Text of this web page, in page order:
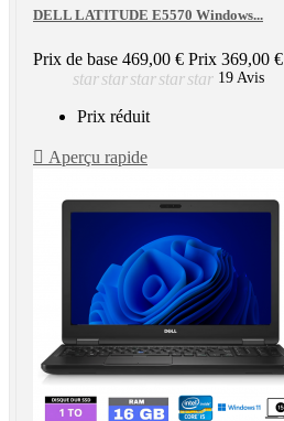
DELL LATITUDE E5570 Windows...
Prix de base 469,00 € Prix 369,00 €
starstarstarstarstar 19 Avis
Prix réduit
 Aperçu rapide